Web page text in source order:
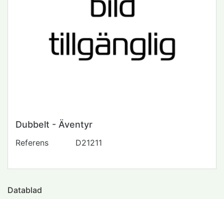
Dubbelt - Äventyr
Referens D21211
Datablad